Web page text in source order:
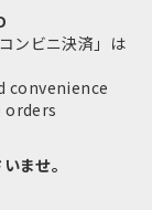
ンビニ決済」は
convenience
orders
ませ。